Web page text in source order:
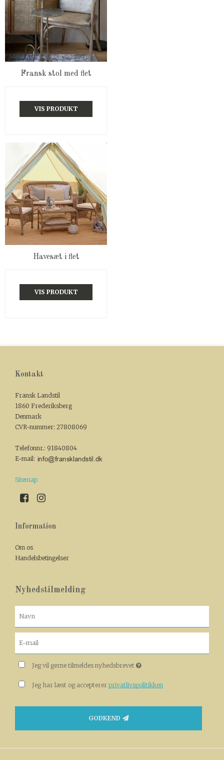
Fransk stol med flet
VIS PRODUKT
Havesæt i flet
VIS PRODUKT
Kontakt
Fransk Landstil
1860 Frederiksberg
Denmark
CVR-nummer: 27808069
Telefonnr.: 91840804
E-mail:
Sitemap
Information
Om os
Handelsbetingelser
Nyhedstilmelding
Jeg vil gerne tilmeldes nyhedsbrevet
Jeg har læst og acceptererprivatlivspolitikken
GODKEND